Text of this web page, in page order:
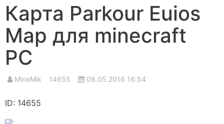
Карта Parkour Euios
Map для minecraft
PC
MineMik 14655 08.05.2016 16:54
ID: 14655